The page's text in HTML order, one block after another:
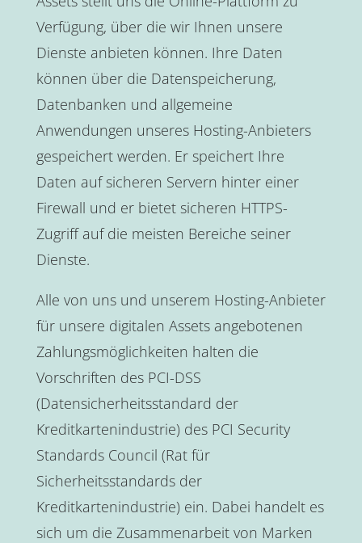
Verfügung, über die wir Ihnen unsere
Dienste anbieten können. Ihre Daten
können über die Datenspeicherung,
Datenbanken und allgemeine
Anwendungen unseres Hosting-Anbieters
gespeichert werden. Er speichert Ihre
Daten auf sicheren Servern hinter einer
Firewall und er bietet sicheren HTTPS-
Zugriff auf die meisten Bereiche seiner
Dienste.
Alle von uns und unserem Hosting-Anbieter
für unsere digitalen Assets angebotenen
Zahlungsmöglichkeiten halten die
Vorschriften des PCI-DSS
(Datensicherheitsstandard der
Kreditkartenindustrie) des PCI Security
Standards Council (Rat für
Sicherheitsstandards der
Kreditkartenindustrie) ein. Dabei handelt es
sich um die Zusammenarbeit von Marken